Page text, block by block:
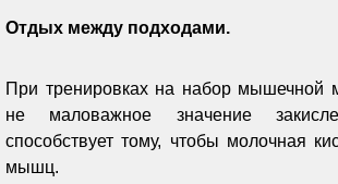
Отдых между подходами.
При тренировках на набор мышечной
не маловажное значение
способствует тому, чтобы молочная
мышц.